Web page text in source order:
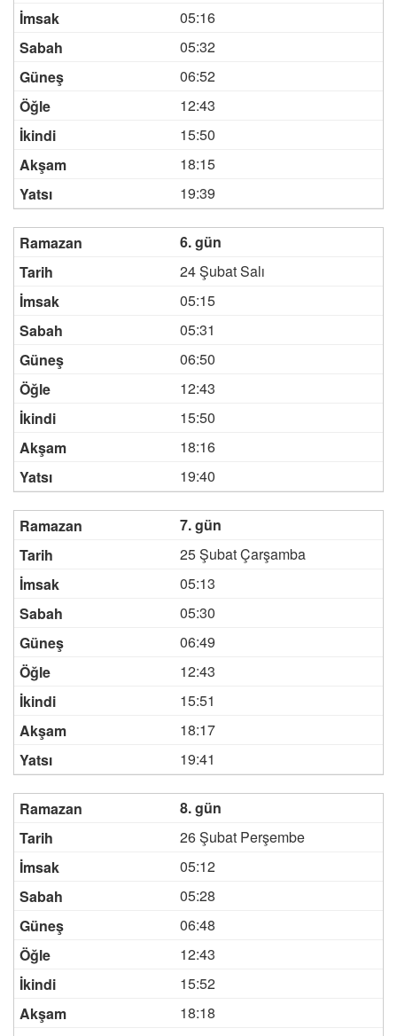
05:16
05:32
06:52
12:43
15:50
18:15
19:39
6. gün
24 Şubat Salı
05:15
05:31
06:50
12:43
15:50
18:16
19:40
7. gün
25 Şubat Çarşamba
05:13
05:30
06:49
12:43
15:51
18:17
19:41
8. gün
26 Şubat Perşembe
05:12
05:28
06:48
12:43
15:52
18:18